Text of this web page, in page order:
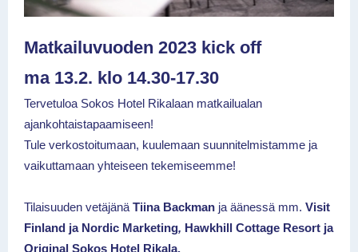
Matkailuvuoden 2023 kick off
ma 13.2. klo 14.30-17.30
Tervetuloa Sokos Hotel Rikalaan matkailualan
ajankohtaistapaamiseen!
Tule verkostoitumaan, kuulemaan suunnitelmistamme ja
vaikuttamaan yhteiseen tekemiseemme!
Tilaisuuden vetäjänä Tiina Backman ja äänessä mm. Visit
Finland ja Nordic Marketing, Hawkhill Cottage Resort ja
Original Sokos Hotel Rikala.